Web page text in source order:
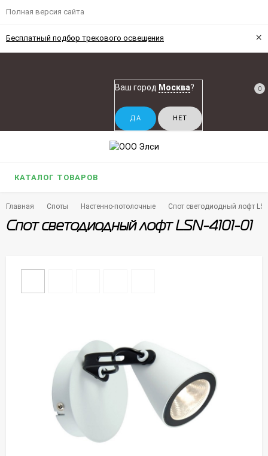
Полная версия сайта
Бесплатный подбор трекового освещения ×
Ваш город Москва? 0
КАТАЛОГ ТОВАРОВ
Главная Споты Настенно-потолочные Спот светодиодный лофт
Спот светодиодный лофт LSN-4101-01